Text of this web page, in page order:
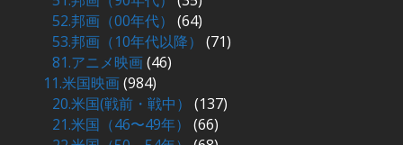
52.邦画（00年代）
(64)
53.邦画（10年代以降）
(71)
81.アニメ映画(46)
11.米国映画(984)
20.米国(戦前・戦中）
(137)
21.米国（46〜49年）
(66)